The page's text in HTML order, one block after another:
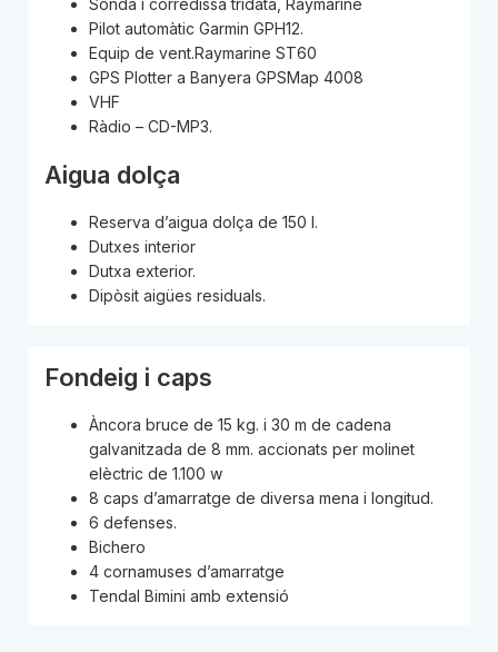
Sonda i corredissa tridata, Raymarine
Pilot automàtic Garmin GPH12.
Equip de vent.Raymarine ST60
GPS Plotter a Banyera GPSMap 4008
VHF
Ràdio – CD-MP3.
Aigua dolça
Reserva d’aigua dolça de 150 l.
Dutxes interior
Dutxa exterior.
Dipòsit aigües residuals.
Fondeig i caps
Àncora bruce de 15 kg. i 30 m de cadena
galvanitzada de 8 mm. accionats per molinet
elèctric de 1.100 w
8 caps d’amarratge de diversa mena i longitud.
6 defenses.
Bichero
4 cornamuses d’amarratge
Tendal Bimini amb extensió